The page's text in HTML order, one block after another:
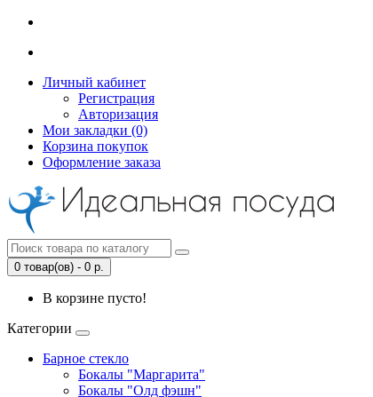
Личный кабинет
Регистрация
Авторизация
Мои закладки (0)
Корзина покупок
Оформление заказа
0 товар(ов) - 0 р.
В корзине пусто!
Категории
Барное стекло
Бокалы "Маргарита"
Бокалы "Олд фэшн"